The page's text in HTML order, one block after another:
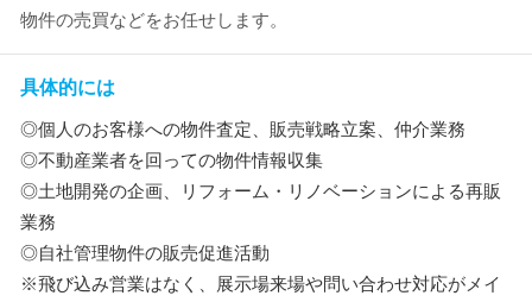
物件の売買などをお任せします。
具体的には
◎個人のお客様への物件査定、販売戦略立案、仲介業務
◎不動産業者を回っての物件情報収集
◎土地開発の企画、リフォーム・リノベーションによる再販
業務
◎自社管理物件の販売促進活動
※飛び込み営業はなく、展示場来場や問い合わせ対応がメイ